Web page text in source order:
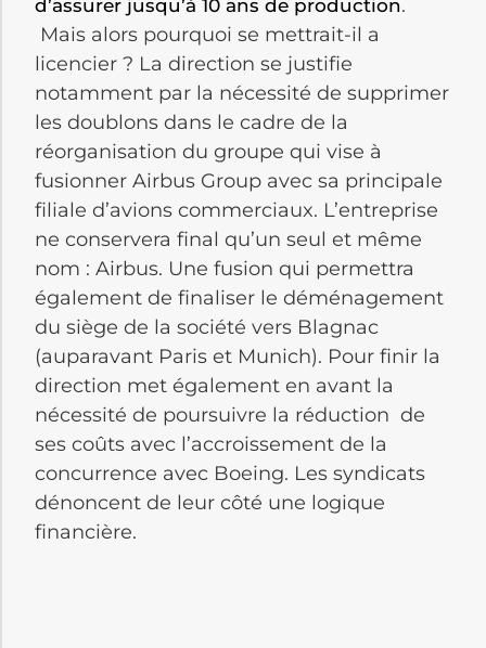
d’assurer jusqu’à 10 ans de production.
Mais alors pourquoi se mettrait-il a
licencier ? La direction se justifie
notamment par la nécessité de supprimer
les doublons dans le cadre de la
réorganisation du groupe qui vise à
fusionner Airbus Group avec sa principale
filiale d’avions commerciaux. L’entreprise
ne conservera final qu’un seul et même
nom : Airbus. Une fusion qui permettra
également de finaliser le déménagement
du siège de la société vers Blagnac
(auparavant Paris et Munich). Pour finir la
direction met également en avant la
nécessité de poursuivre la réduction de
ses coûts avec l’accroissement de la
concurrence avec Boeing. Les syndicats
dénoncent de leur côté une logique
financière.